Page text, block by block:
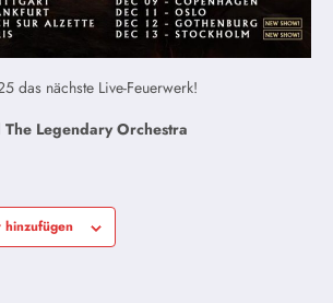
das nächste Live-Feuerwerk!
The Legendary Orchestra
hinzufügen